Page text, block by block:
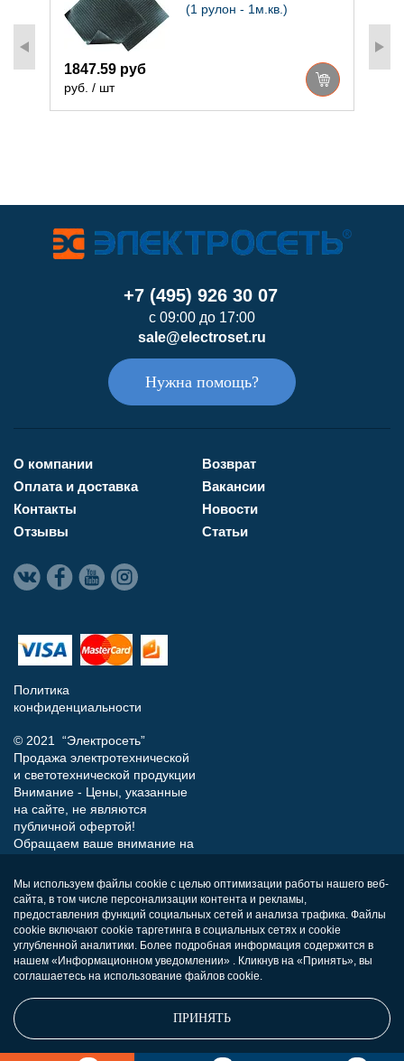
(1 рулон - 1м.кв.)
1847.59 руб
руб. / шт
+7 (495) 926 30 07
с 09:00 до 17:00
sale@electroset.ru
Нужна помощь?
О компании
Оплата и доставка
Контакты
Отзывы
Возврат
Вакансии
Новости
Статьи
Политика
конфиденциальности
© 2021 “Электросеть”
Продажа электротехнической
и светотехнической продукции
Внимание - Цены, указанные
на сайте, не являются
публичной офертой!
Обращаем ваше внимание на
носит исключительно
информационный характер и
ни при каких условиях не
является публичной офертой,
определяемой положениями
Статьи 437 (п.2) Гражданского
кодекса РФ.
Мы используем файлы cookie с целью оптимизации работы нашего веб-
сайта, в том числе персонализации контента и рекламы,
предоставления функций социальных сетей и анализа трафика. Файлы
cookie включают cookie таргетинга в социальных сетях и cookie
углубленной аналитики. Более подробная информация содержится в
нашем «Информационном уведомлении» . Кликнув на «Принять», вы
соглашаетесь на использование файлов cookie.
ПРИНЯТЬ